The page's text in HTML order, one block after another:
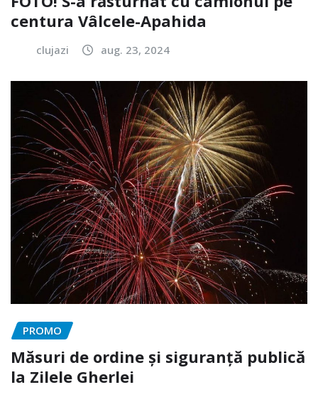
centura Vâlcele-Apahida
clujazi aug. 23, 2024
PROMO
Măsuri de ordine și siguranță publică
la Zilele Gherlei